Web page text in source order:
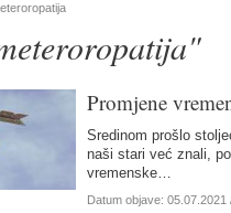
Promjene
Sredinom prošlo
naši stari već znali,
vremenske…
Datum objave: 05.07.2021